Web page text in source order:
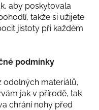
aby poskytovala
takže si užijete
jistoty při každém
podmínky
odolných materiálů,
jak v přírodě, tak
chrání nohy před